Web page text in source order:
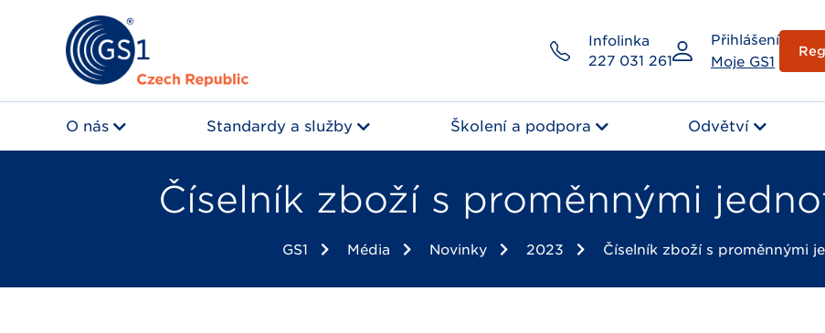
Infolinka
227 031 261
Přihlášení
Moje GS1
O nás Standardy a služby Školení a podpora Odvětví
Číselník zboží s proměnnými
GS1 Média Novinky 2023 Číselník zboží s proměnnými